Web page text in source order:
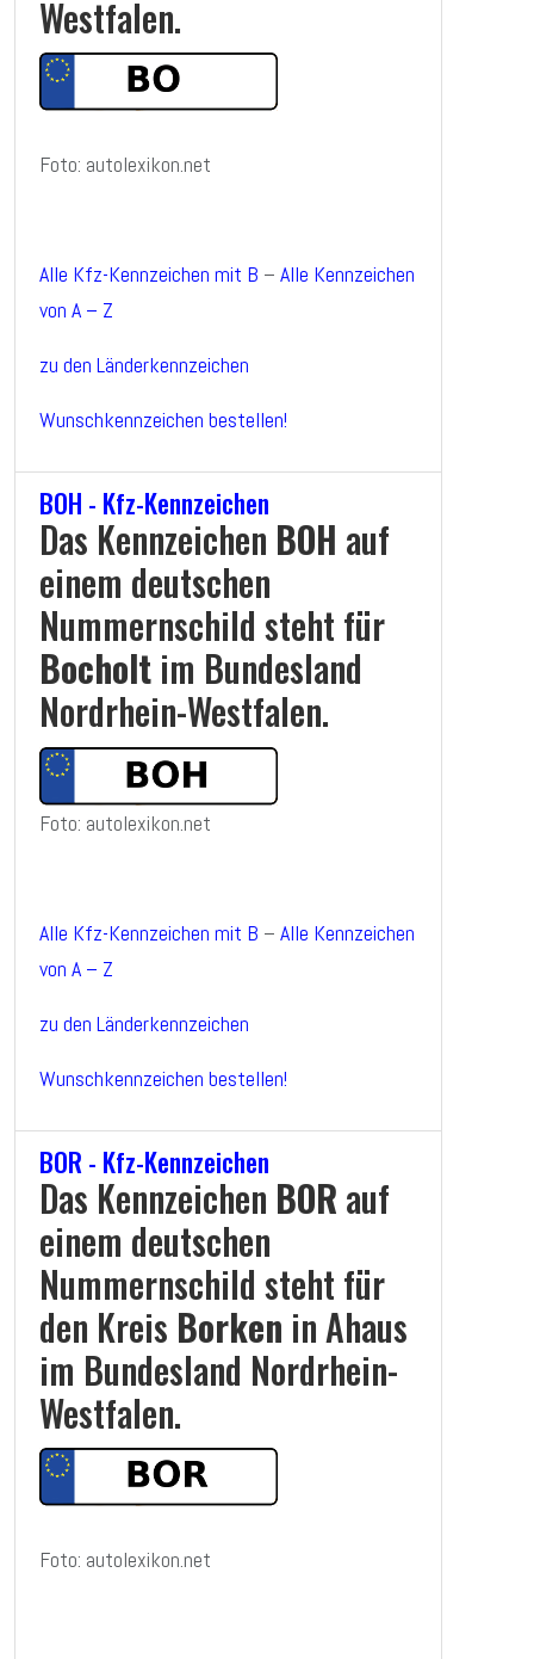
Westfalen.
Foto: autolexikon.net
Alle Kfz-Kennzeichen mit B – Alle Kennzeichen
von A – Z
zu den Länderkennzeichen
Wunschkennzeichen bestellen!
BOH - Kfz-Kennzeichen
Das Kennzeichen BOH auf
einem deutschen
Nummernschild steht für
Bocholt im Bundesland
Nordrhein-Westfalen.
Foto: autolexikon.net
Alle Kfz-Kennzeichen mit B – Alle Kennzeichen
von A – Z
zu den Länderkennzeichen
Wunschkennzeichen bestellen!
BOR - Kfz-Kennzeichen
Das Kennzeichen BOR auf
einem deutschen
Nummernschild steht für
den Kreis Borken in Ahaus
im Bundesland Nordrhein-
Westfalen.
Foto: autolexikon.net